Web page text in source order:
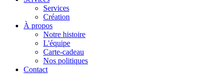
Services
Création
À propos
Notre histoire
L'équipe
Carte-cadeau
Nos politiques
Contact